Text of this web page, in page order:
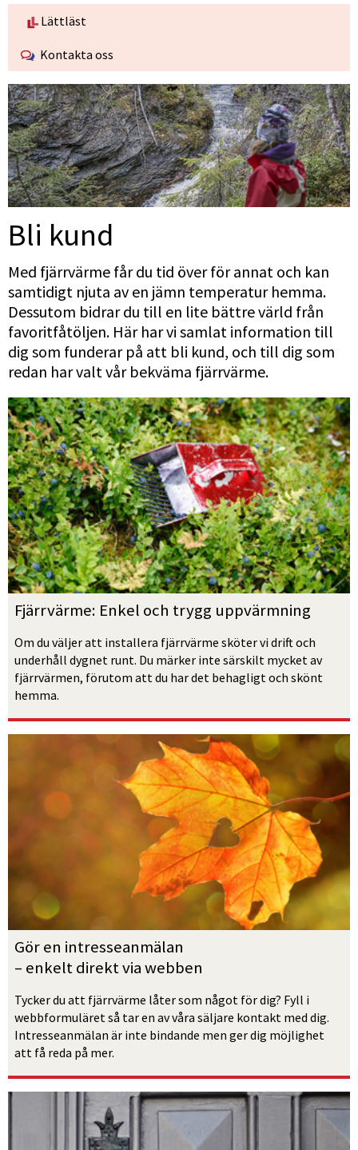
Lättläst
Kontakta oss
Bli kund
Med fjärrvärme får du tid över för annat och kan
samtidigt njuta av en jämn temperatur hemma.
Dessutom bidrar du till en lite bättre värld från
favoritfåtöljen. Här har vi samlat information till
dig som funderar på att bli kund, och till dig som
redan har valt vår bekväma fjärrvärme.
Fjärrvärme: Enkel och trygg uppvärmning
Om du väljer att installera fjärrvärme sköter vi drift och
underhåll dygnet runt. Du märker inte särskilt mycket av
fjärrvärmen, förutom att du har det behagligt och skönt
hemma.
Gör en intresseanmälan
– enkelt direkt via webben
Tycker du att fjärrvärme låter som något för dig? Fyll i
webbformuläret så tar en av våra säljare kontakt med dig.
Intresseanmälan är inte bindande men ger dig möjlighet
att få reda på mer.